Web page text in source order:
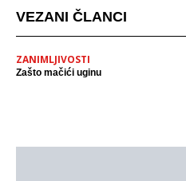
VEZANI ČLANCI
ZANIMLJIVOSTI
Zašto mačići uginu